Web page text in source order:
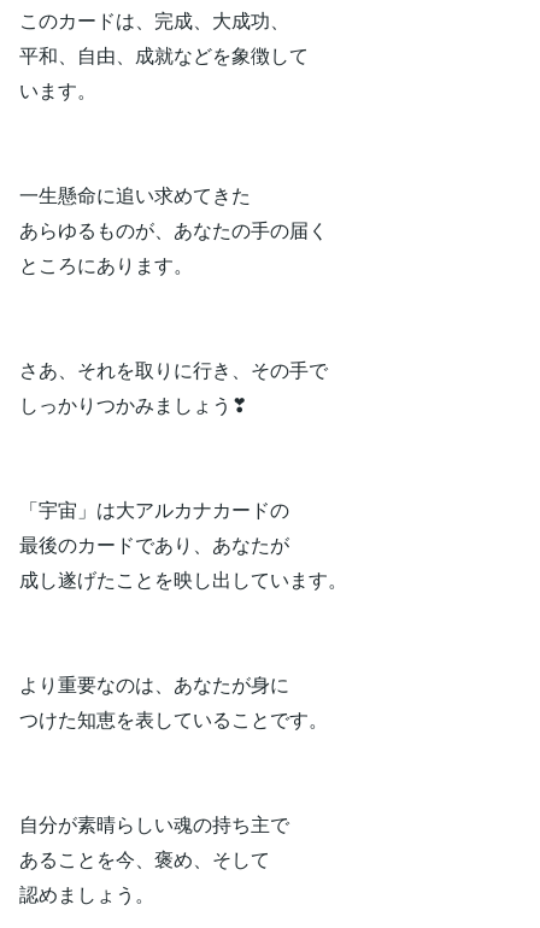
このカードは、完成、大成功、
平和、自由、成就などを象徴して
います。
一生懸命に追い求めてきた
あらゆるものが、あなたの手の届く
ところにあります。
さあ、それを取りに行き、その手で
しっかりつかみましょう❣
「宇宙」は大アルカナカードの
最後のカードであり、あなたが
成し遂げたことを映し出しています。
より重要なのは、あなたが身に
つけた知恵を表していることです。
自分が素晴らしい魂の持ち主で
あることを今、褒め、そして
認めましょう。